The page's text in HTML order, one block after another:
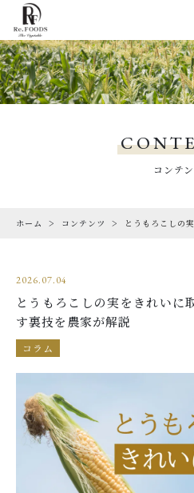
お気に入り
CHECKED
ORDER HISTORY
ABOUT US
Re.FOODSについて
SHOPPING GUIDE
ショッピングガイド
NEWS
お知らせ
COLUMN
コンテ
ホーム コンテンツ とうもろこしの
2026.07.04
とうもろこしの実をきれいに
す裏技を農家が解説
コラム